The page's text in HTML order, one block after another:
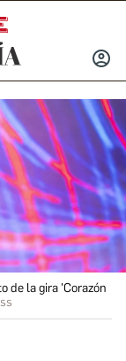
INICIAR
de la gira 'Corazón